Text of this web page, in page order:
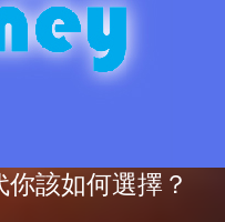
該如何選擇？